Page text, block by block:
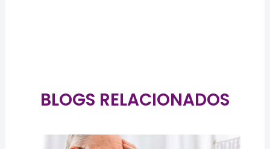
BLOGS RELACIONADOS